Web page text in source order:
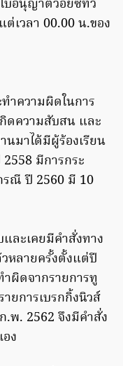
บอนุญาตวอยซ์ทีวี
เวลา 00.00 น.ของ
ำความผิดในการ
ดความสับสน และ
มาได้มีผู้ร้องเรียน
มีการกระ
ณี ปี 2560 มี 10
ละเคยมีคำสั่งทาง
หลายครั้งตั้งแต่ปี
ผิดจากรายการทู
ยการเบรกกิ้งนิวส์
พ. 2562 จึงมีคำสั่ง
ง